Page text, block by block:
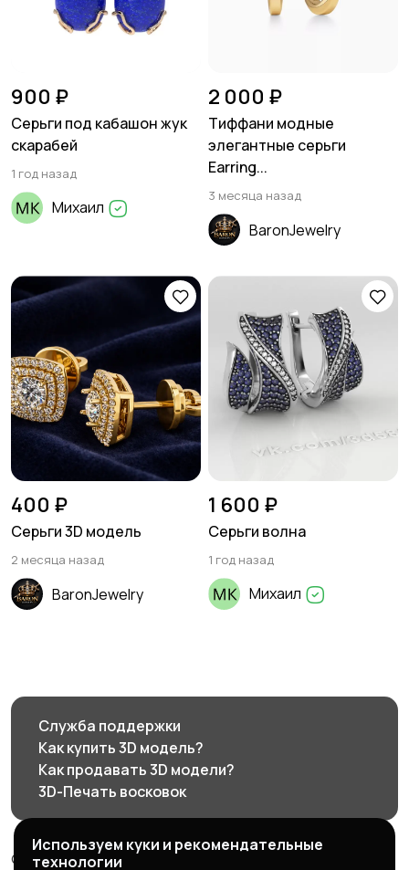
900 ₽
Серьги под кабашон жук
скарабей
1 год назад
Михаил
2 000 ₽
Тиффани модные
элегантные серьги
Earring...
3 месяца назад
BaronJewelry
400 ₽
Серьги 3D модель
2 месяца назад
BaronJewelry
1 600 ₽
Серьги волна
1 год назад
Михаил
Служба поддержки
Как купить 3D модель?
Как продавать 3D модели?
3D-Печать восковок
© 2026 3d585.ru - Маркетплейс ювелирного дизайна
Используем куки и рекомендательные
технологии